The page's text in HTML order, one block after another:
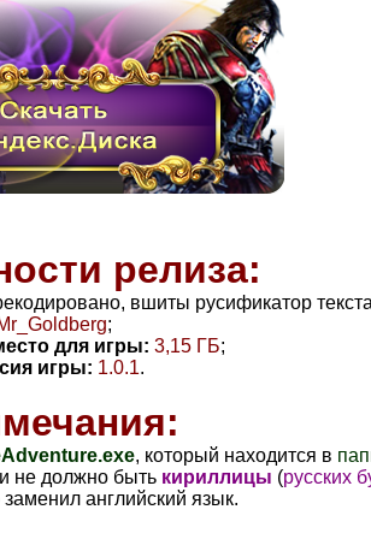
релиза:
вшиты русификатор
;
для игры: 3,15 ГБ;
игры: 1.0.1.
.exe, который находится в
не должно быть кириллицы (русских
английский язык.